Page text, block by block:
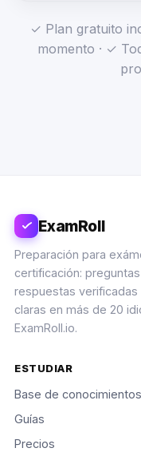
✓ Plan gratuito
momento · ✓
ExamRoll
Preparación para
certificación:
respuestas
claras en más de 20
ExamRoll.io.
ESTUDIAR
Base de conocimientos
Guías
Precios